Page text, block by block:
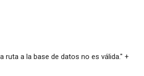
a la base de datos no es válida." +